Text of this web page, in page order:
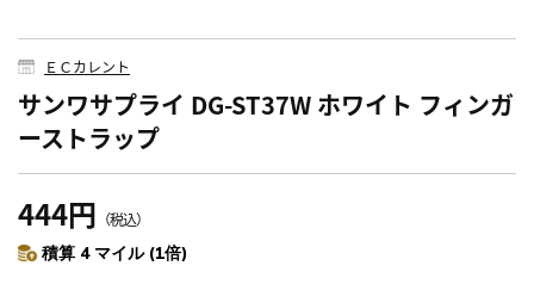
ＥＣカレント
サンワサプライ DG-ST37W ホワイト フィンガ
ーストラップ
444円 （税込）
積算 4 マイル (1倍)